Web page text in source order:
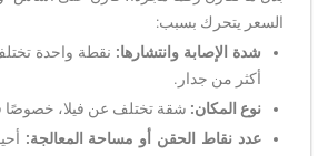
السعر يتحرك بسبب:
شدة الإصابة وانتشارها: نقطة واحدة
أكثر من جدار.
نوع المكان: شقة تختلف عن فيلا، خصوصًا
عدد نقاط الحقن أو مساحة المعالجة: